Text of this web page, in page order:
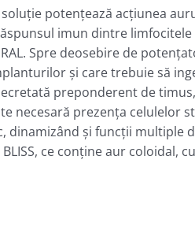
soluţie potenţează acţiunea
imun dintre
Spre deosebire de
şi care trebuie să
preponderent de
necesară prezenţa celulelor
şi funcţii multiple
ce conţine aur coloidal,